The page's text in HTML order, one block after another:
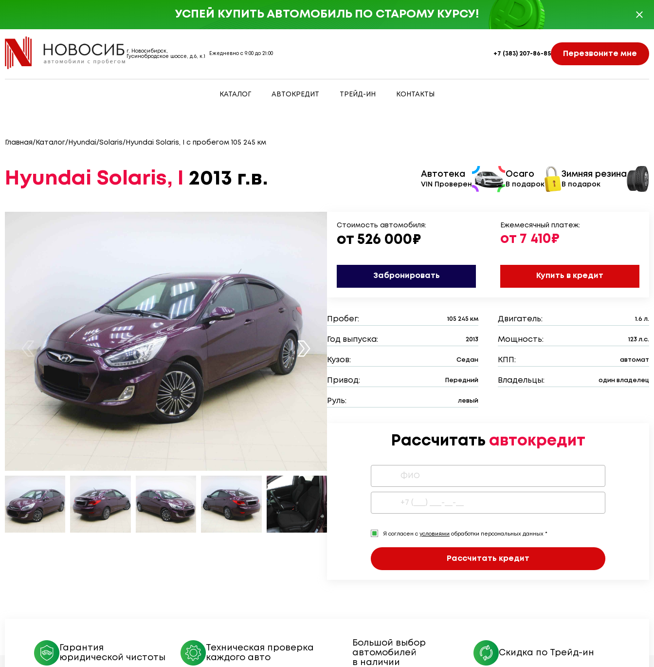
г. Новосибирск,
Гусинобродское шоссе, д.6, к.1
Ежедневно с 9:00 до 21:00 +7 (383) 207-86-85 Перезвоните мне
КАТАЛОГ АВТОКРЕДИТ ТРЕЙД-ИН КОНТАКТЫ
УСПЕЙ КУПИТЬ АВТОМОБИЛЬ ПО СТАРОМУ КУРСУ!
Главная/ Каталог/ Hyundai/Solaris/ Hyundai Solaris, I с пробегом 105 245 км
Hyundai Solaris, I 2013 г.в. Автотека
VIN Проверен
Осаго
В подарок
Зимняя резина
В подарок
Стоимость автомобиля:
от 526 000₽
Забронировать
Ежемесячный платеж:
от 7 410₽
Купить в кредит
Пробег: 105 245 км Двигатель: 1.6 л.
Год выпуска: 2013 Мощность: 123 л.с.
Кузов: Седан КПП: автомат
Привод: Передний Владельцы: один владелец
Руль: левый
Рассчитать автокредит
Я согласен с условиями обработки персональных данных *
Рассчитать кредит
Гарантия
юридической чистоты
Техническая проверка
каждого авто
Большой выбор
автомобилей
в наличии
Скидка по Трейд-ин